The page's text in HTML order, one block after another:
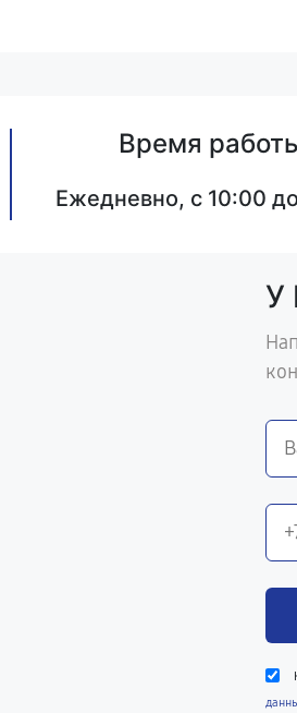
Время
Ежедневно, с 10:00
У